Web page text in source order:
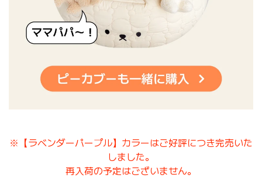
※【ラベンダーパープル】カラーはご好評につき完売いた
しました。
再入荷の予定はございません。